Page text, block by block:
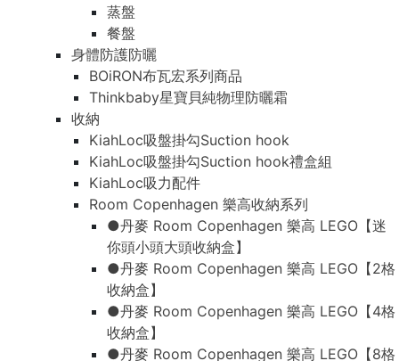
蒸盤
餐盤
身體防護防曬
BOiRON布瓦宏系列商品
Thinkbaby星寶貝純物理防曬霜
收納
KiahLoc吸盤掛勾Suction hook
KiahLoc吸盤掛勾Suction hook禮盒組
KiahLoc吸力配件
Room Copenhagen 樂高收納系列
●丹麥 Room Copenhagen 樂高 LEGO【迷
你頭小頭大頭收納盒】
●丹麥 Room Copenhagen 樂高 LEGO【2格
收納盒】
●丹麥 Room Copenhagen 樂高 LEGO【4格
收納盒】
●丹麥 Room Copenhagen 樂高 LEGO【8格